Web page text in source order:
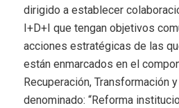
dirigido a establecer
I+D+I que tengan objetivos
acciones estratégicas de las
están enmarcados en el
Recuperación, Transformación
denominado: “Reforma